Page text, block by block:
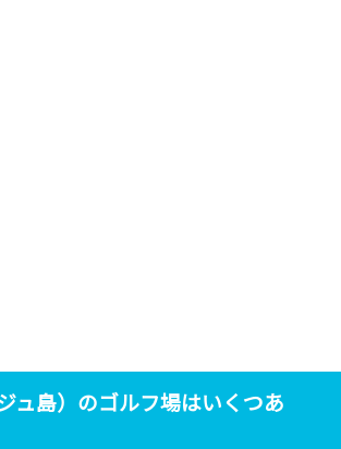
ュ島）のゴルフ場はいくつあ